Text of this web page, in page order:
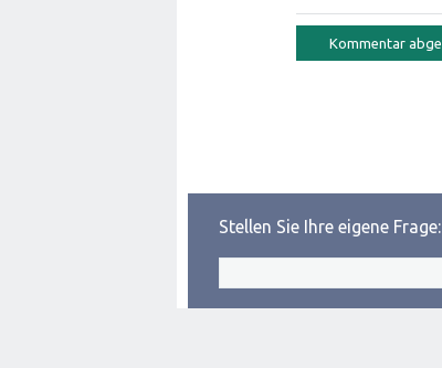
Stellen Sie Ihre eigene Frage: